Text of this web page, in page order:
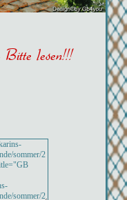
Bitte lesen!!!